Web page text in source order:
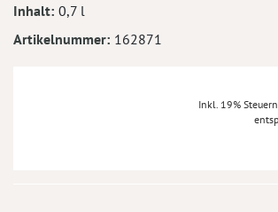
Inhalt 0,7 l
Artikelnummer 162871
Inkl. 19% Steuern